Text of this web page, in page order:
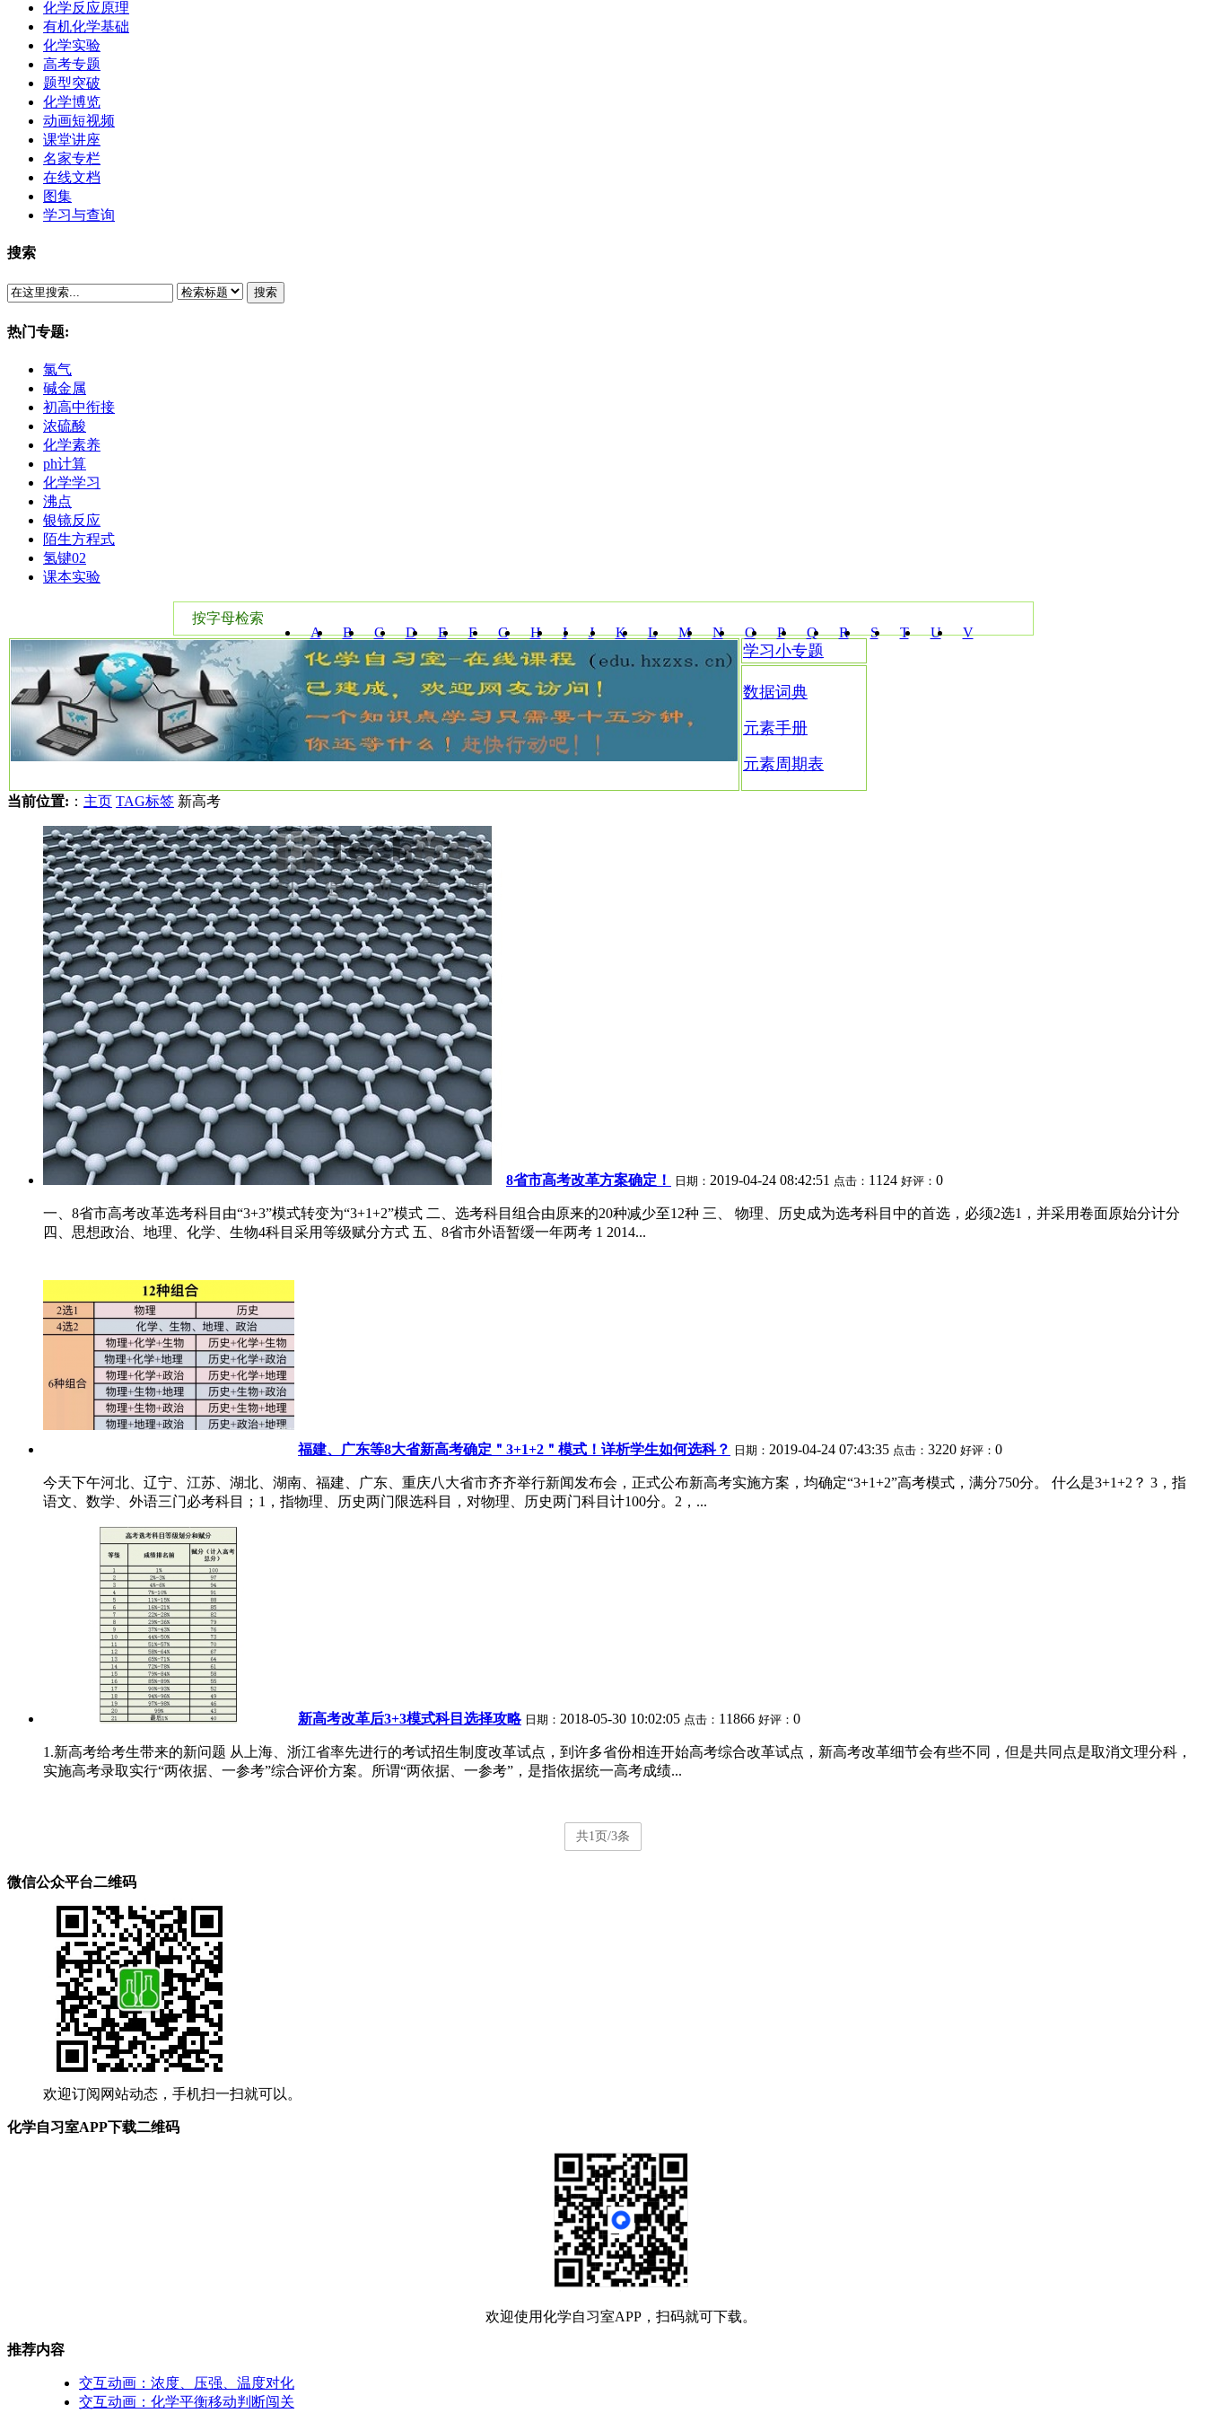
化学反应原理
有机化学基础
化学实验
高考专题
题型突破
化学博览
动画短视频
课堂讲座
名家专栏
在线文档
图集
学习与查询
搜索
搜索
热门专题:
氯气
碱金属
初高中衔接
浓硫酸
化学素养
ph计算
化学学习
沸点
银镜反应
陌生方程式
氢键02
课本实验
按字母检索
A
B C D E F G H I J K L M N O P Q R S T U V
W X Y Z
学习小专题
数据词典
元素手册
元素周期表
当前位置: ： 主页 TAG标签 新高考
8省市高考改革方案确定！ 日期： 2019-04-24 08:42:51 点击： 1124 好评： 0
一、8省市高考改革选考科目由“3+3”模式转变为“3+1+2”模式 二、选考科目组合由原来的20种减少至12种 三、 物理、历史成为选考科目中的首选，必须2选1，并采用卷面原始分计分
四、思想政治、地理、化学、生物4科目采用等级赋分方式 五、8省市外语暂缓一年两考 1 2014...
福建、广东等8大省新高考确定＂3+1+2＂模式！详析学生如何选科？ 日期： 2019-04-24 07:43:35 点击： 3220 好评： 0
今天下午河北、辽宁、江苏、湖北、湖南、福建、广东、重庆八大省市齐齐举行新闻发布会，正式公布新高考实施方案，均确定“3+1+2”高考模式，满分750分。 什么是3+1+2？ 3，指
语文、数学、外语三门必考科目；1，指物理、历史两门限选科目，对物理、历史两门科目计100分。2，...
新高考改革后3+3模式科目选择攻略 日期： 2018-05-30 10:02:05 点击： 11866 好评： 0
1.新高考给考生带来的新问题 从上海、浙江省率先进行的考试招生制度改革试点，到许多省份相连开始高考综合改革试点，新高考改革细节会有些不同，但是共同点是取消文理分科，
实施高考录取实行“两依据、一参考”综合评价方案。所谓“两依据、一参考”，是指依据统一高考成绩...
共1页/3条
微信公众平台二维码
欢迎订阅网站动态，手机扫一扫就可以。
化学自习室APP下载二维码
欢迎使用化学自习室APP，扫码就可下载。
推荐内容
交互动画：浓度、压强、温度对化
交互动画：化学平衡移动判断闯关